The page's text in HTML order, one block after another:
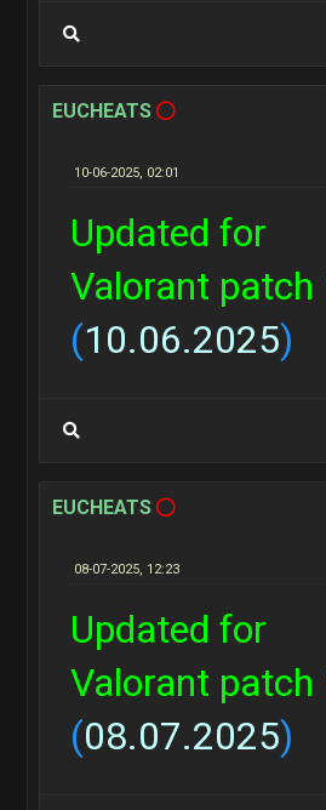
EUCHEATS
10-06-2025, 02:01
Updated for
Valorant patch
(10.06.2025)
EUCHEATS
08-07-2025, 12:23
Updated for
Valorant patch
(08.07.2025)